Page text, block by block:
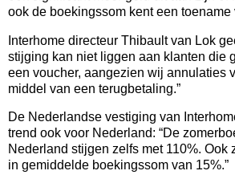
ook de boekingssom kent een toename
Interhome directeur Thibault van Lok
stijging kan niet liggen aan klanten die
een voucher, aangezien wij annulaties
middel van een terugbetaling.”
De Nederlandse vestiging van
trend ook voor Nederland: “De
Nederland stijgen zelfs met 110%. Ook
in gemiddelde boekingssom van 15%.”